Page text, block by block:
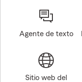
Agente de texto
Sitio web del